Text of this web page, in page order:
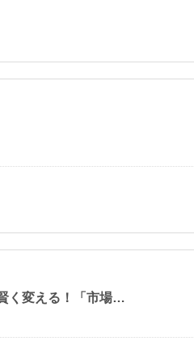
【イデックスでんき】電気代を賢く変える！「市場価格電気」という選択肢